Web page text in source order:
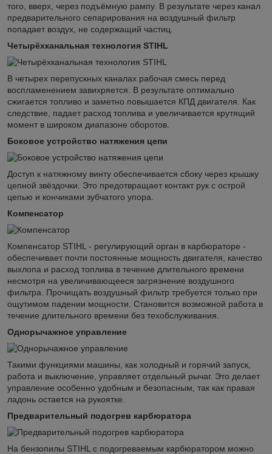
того, вверх, через подъёмную рампу. В результате через канал
предварительного сепарирования на воздушный фильтр
попадает воздух, не содержащий частиц.
Четырёхканальная технология STIHL
В четырех перепускных каналах рабочая смесь перед
воспламенением завихряется. В результате оптимально
сжигается топливо и заметно повышается КПД двигателя. Как
следствие, падает расход топлива и увеличивается крутящий
момент в широком диапазоне оборотов.
Боковое устройство натяжения цепи
Доступ к натяжному винту обеспечивается сбоку через крышку
цепной звёздочки. Это предотвращает контакт рук с острой
цепью и кончиками зубчатого упора.
Компенсатор
Компенсатор STIHL - регулирующий орган в карбюраторе -
обеспечивает почти постоянные мощность двигателя, качество
выхлопа и расход топлива в течение длительного времени
несмотря на увеличивающееся загрязнение воздушного
фильтра. Прочищать воздушный фильтр требуется только при
ощутимом падении мощности. Становится возможной работа в
течение длительного времени без техобслуживания.
Однорычажное управление
Такими функциями машины, как холодный и горячий запуск,
работа и выключение, управляет отдельный рычаг. Это делает
управление особенно удобным и безопасным, так как правая
ладонь остается на рукоятке.
Предварительный подогрев карбюратора
На бензопилы STIHL с подогреваемым карбюратором можно